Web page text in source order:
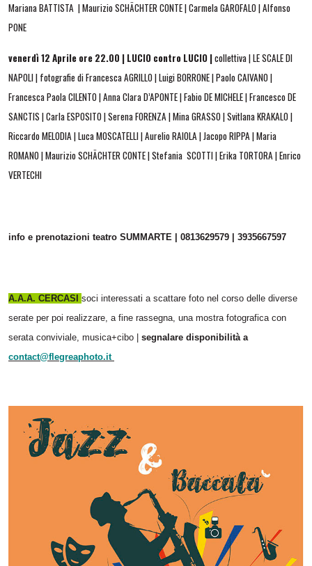
Mariana BATTISTA | MaurizioSCHÄCHTER CONTE| Carmela GAROFALO | Alfonso
PONE
venerdì 12 Aprile ore 22.00 | LUCIO contro LUCIO |collettiva | LE SCALE DI
NAPOLI | fotografie di Francesca AGRILLO | Luigi BORRONE | Paolo CAIVANO |
Francesca Paola CILENTO | Anna Clara D’APONTE | Fabio DE MICHELE | Francesco DE
SANCTIS | Carla ESPOSITO | Serena FORENZA | Mina GRASSO | Svitlana KRAKALO |
Riccardo MELODIA | Luca MOSCATELLI | Aurelio RAIOLA | Jacopo RIPPA | Maria
ROMANO | Maurizio SCHÄCHTER CONTE | Stefania SCOTTI | Erika TORTORA | Enrico
VERTECHI
info e prenotazioni teatro SUMMARTE | 0813629579 | 3935667597
A.A.A. CERCASI soci interessati a scattare foto nel corso delle diverse
serate per poi realizzare, a fine rassegna, una mostra fotografica con
serata conviviale, musica+cibo | segnalare disponibilità a
contact@flegreaphoto.it